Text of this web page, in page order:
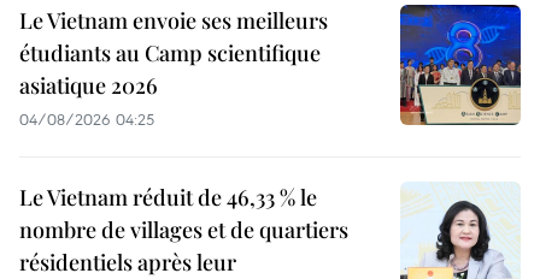
Le Vietnam envoie ses meilleurs
étudiants au Camp scientifique
asiatique 2026
04/08/2026 04:25
Le Vietnam réduit de 46,33 % le
nombre de villages et de quartiers
résidentiels après leur